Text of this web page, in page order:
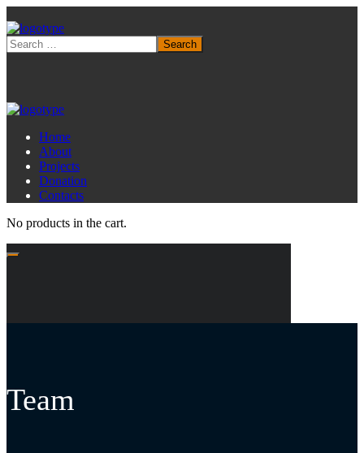
Home
About
Projects
Donation
Contacts
No products in the cart.
Team